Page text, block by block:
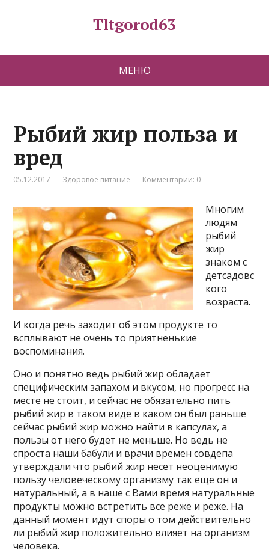
Tltgorod63
МЕНЮ
Рыбий жир польза и
вред
05.12.2017 Здоровое питание Комментарии: 0
Многим
людям
рыбий
жир
знаком с
детсадовс
кого
возраста.
И когда речь заходит об этом продукте то
всплывают не очень то приятненькие
воспоминания.
Оно и понятно ведь рыбий жир обладает
специфическим запахом и вкусом, но прогресс на
месте не стоит, и сейчас не обязательно пить
рыбий жир в таком виде в каком он был раньше
сейчас рыбий жир можно найти в капсулах, а
пользы от него будет не меньше. Но ведь не
спроста наши бабули и врачи времен совдепа
утверждали что рыбий жир несет неоценимую
пользу человеческому организму так еще он и
натуральный, а в наше с Вами время натуральные
продукты можно встретить все реже и реже. На
данный момент идут споры о том действительно
ли рыбий жир положительно влияет на организм
человека.